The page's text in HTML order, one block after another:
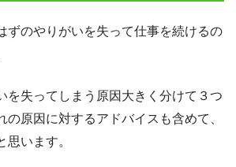
ずのやりがいを失って仕事を続けるの
を失ってしまう原因大きく分けて３つ
の原因に対するアドバイスも含めて、
思います。